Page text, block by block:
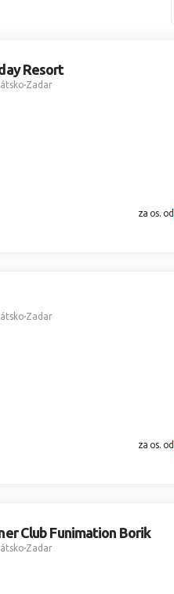
Resort
Zadar
za os. od
Zadar
za os. od
Club Funimation Borik
Zadar